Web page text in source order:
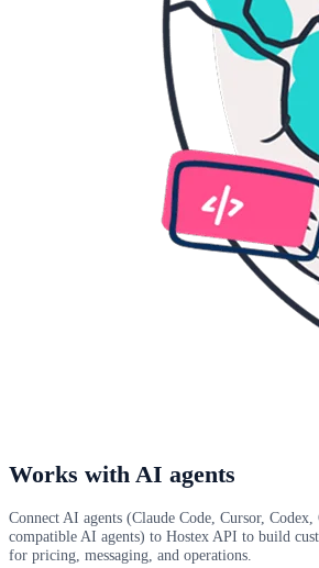
Works with AI agents
Connect AI agents (Claude Code, Cursor,
compatible AI agents) to Hostex API to build
for pricing, messaging, and operations.